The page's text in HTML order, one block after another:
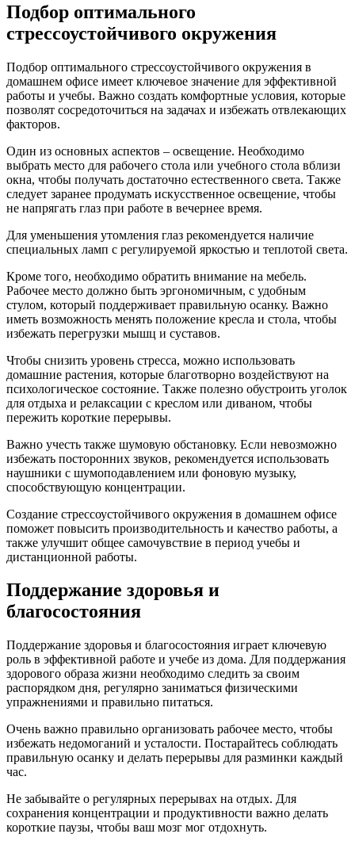
Подбор оптимального
стрессоустойчивого окружения
Подбор оптимального стрессоустойчивого окружения в
домашнем офисе имеет ключевое значение для эффективной
работы и учебы. Важно создать комфортные условия, которые
позволят сосредоточиться на задачах и избежать отвлекающих
факторов.
Один из основных аспектов – освещение. Необходимо
выбрать место для рабочего стола или учебного стола вблизи
окна, чтобы получать достаточно естественного света. Также
следует заранее продумать искусственное освещение, чтобы
не напрягать глаз при работе в вечернее время.
Для уменьшения утомления глаз рекомендуется наличие
специальных ламп с регулируемой яркостью и теплотой света.
Кроме того, необходимо обратить внимание на мебель.
Рабочее место должно быть эргономичным, с удобным
стулом, который поддерживает правильную осанку. Важно
иметь возможность менять положение кресла и стола, чтобы
избежать перегрузки мышц и суставов.
Чтобы снизить уровень стресса, можно использовать
домашние растения, которые благотворно воздействуют на
психологическое состояние. Также полезно обустроить уголок
для отдыха и релаксации с креслом или диваном, чтобы
пережить короткие перерывы.
Важно учесть также шумовую обстановку. Если невозможно
избежать посторонних звуков, рекомендуется использовать
наушники с шумоподавлением или фоновую музыку,
способствующую концентрации.
Создание стрессоустойчивого окружения в домашнем офисе
поможет повысить производительность и качество работы, а
также улучшит общее самочувствие в период учебы и
дистанционной работы.
Поддержание здоровья и
благосостояния
Поддержание здоровья и благосостояния играет ключевую
роль в эффективной работе и учебе из дома. Для поддержания
здорового образа жизни необходимо следить за своим
распорядком дня, регулярно заниматься физическими
упражнениями и правильно питаться.
Очень важно правильно организовать рабочее место, чтобы
избежать недомоганий и усталости. Постарайтесь соблюдать
правильную осанку и делать перерывы для разминки каждый
час.
Не забывайте о регулярных перерывах на отдых. Для
сохранения концентрации и продуктивности важно делать
короткие паузы, чтобы ваш мозг мог отдохнуть.